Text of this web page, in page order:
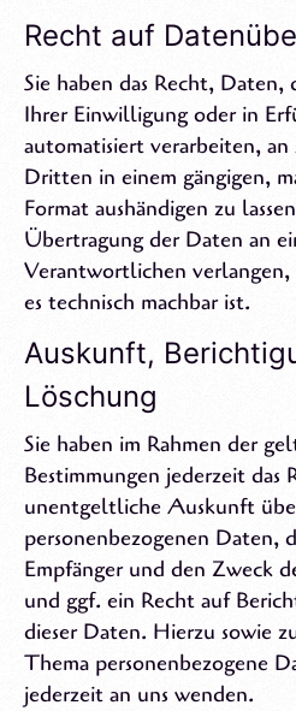
Recht auf
Sie haben das Recht,
Ihrer Einwilligung oder in
automatisiert verarbeiten, an
Dritten in einem gängigen,
Format aushändigen zu
Übertragung der Daten an
Verantwortlichen
es technisch machbar ist.
Auskunft,
Löschung
Sie haben im Rahmen der
Bestimmungen jederzeit das
unentgeltliche Auskunft
personenbezogenen Daten,
Empfänger und den Zweck
und ggf. ein Recht auf
dieser Daten. Hierzu sowie
Thema personenbezogene
jederzeit an uns wenden.